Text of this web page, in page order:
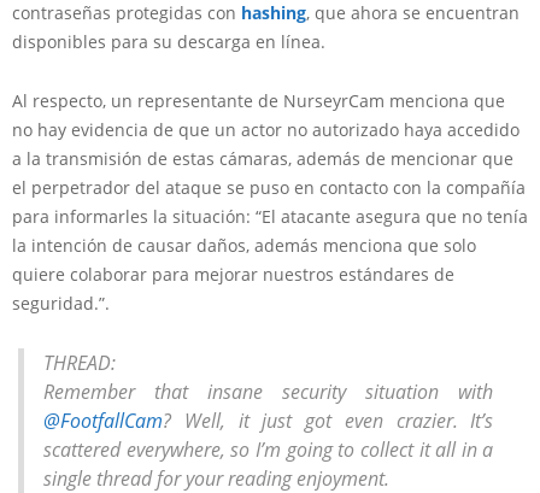
contraseñas protegidas con hashing, que ahora se encuentran
disponibles para su descarga en línea.
Al respecto, un representante de NurseyrCam menciona que
no hay evidencia de que un actor no autorizado haya accedido
a la transmisión de estas cámaras, además de mencionar que
el perpetrador del ataque se puso en contacto con la compañía
para informarles la situación: “El atacante asegura que no tenía
la intención de causar daños, además menciona que solo
quiere colaborar para mejorar nuestros estándares de
seguridad.”.
THREAD:
Remember that insane security situation with
@FootfallCam? Well, it just got even crazier. It’s
scattered everywhere, so I’m going to collect it all in a
single thread for your reading enjoyment.